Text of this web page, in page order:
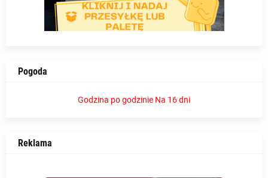
Pogoda
Godzina po godzinie Na 16 dni
Reklama